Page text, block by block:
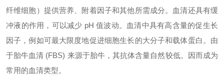
纤维细胞）提供营养、附着因子和其他所需成分。血清还具有缓
冲液的作用，可以减少 pH 值波动。血清中具有高含量的促生长
因子，例如可最大限度地促进细胞生长的大分子和载体蛋白。由
于胎牛血清 (FBS) 来源于胎牛，其抗体含量自然较低。因而成为
常用的血清类型。